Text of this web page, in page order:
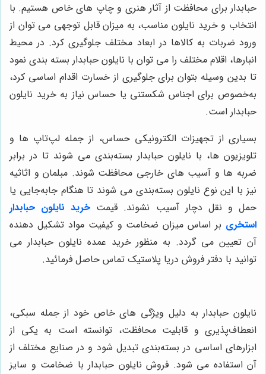
حبابدار برای محافظت از آثار هنری و چاپ های خاص هستیم. با
انتخاب و خرید نایلون مناسب، به میزان قابل توجهی می توان از
ورود ضربات به کالاها در ابعاد مختلف جلوگیری کرد. در محیط
انبارها، اقلام مختلف را می توان با نایلون حبابدار بسته بندی نمود
تا بدین وسیله بتوان برای جلوگیری از خسارت اقدام اساسی کرد،
به‌خصوص برای اجناس شکستنی یا حساس نیاز به خرید نایلون
حبابدار است.
بسیاری از تجهیزات الکترونیکی حساس، از جمله لپ‌تاپ ها و
تلویزیون ها، با نایلون حبابدار بسته‌بندی می شوند تا در برابر
ضربه ها و آسیب های خارجی محافظت شوند. مبلمان و اثاثیه
نیز با این نوع نایلون بسته‌بندی می شوند تا هنگام جابه‌جایی یا
حمل و نقل دچار آسیب نشوند. قیمت خرید نایلون حبابدار
استخری بر اساس میزان ضخامت و کیفیت مواد تشکیل دهنده
آن تعیین می گردد. به منظور خرید عمده نایلون حبابدار می
توانید با دفتر فروش دریا پلاستیک تماس حاصل فرمائید.
نایلون حبابدار به دلیل ویژگی های خاص خود از جمله سبکی،
انعطاف‌پذیری و قابلیت محافظت، توانسته است به یکی از
ابزارهای اساسی در بسته‌بندی تبدیل شود و در صنایع مختلف از
آن استفاده می شود. فروش نایلون حبابدار با ضخامت و سایز